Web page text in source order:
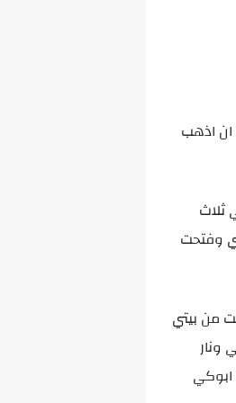
اذهب
ثلاث
وفتحت
من بيتي
ونار
ابوكي